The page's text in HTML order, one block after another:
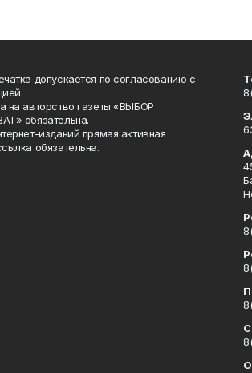
допускается по согласованию с
на авторство газеты «ВЫБОР
обязательна.
изданий прямая активная
обязательна.